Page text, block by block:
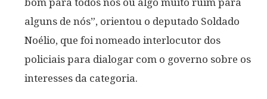
bom para todos nós ou algo muito ruim para
alguns de nós”, orientou o deputado Soldado
Noélio, que foi nomeado interlocutor dos
policiais para dialogar com o governo sobre os
interesses da categoria.